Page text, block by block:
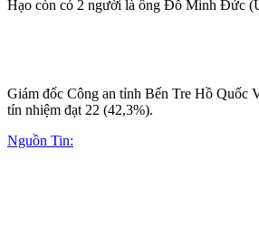
Hạo còn có 2 người là ông Đỗ Minh Đức
Giám đốc Công an tỉnh Bến Tre Hồ Quốc
tín nhiệm đạt 22 (42,3%).
Nguồn Tin: